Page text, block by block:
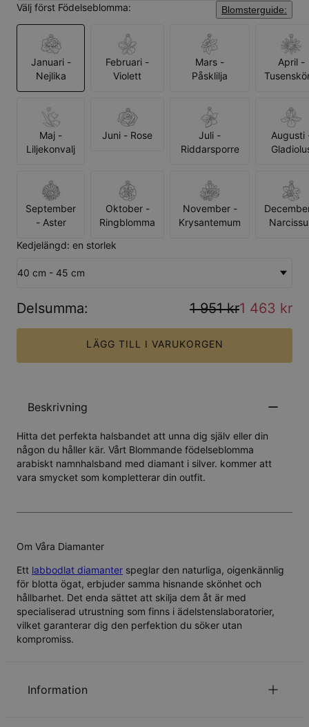
Välj först Födelseblomma: Blomsterguide:
Januari -
Nejlika
Februari -
Violett
Mars -
Påsklilja
April -
Maj -
Liljekonvalj
Juni - Rose
Juli -
Riddarsporre
Augusti
September
- Aster
Oktober -
Ringblomma
November -
Krysantemum
Kedjelängd: en storlek
40 cm - 45 cm
Delsumma: 1 951 kr1 463 kr
LÄGG TILL I VARUKORGEN
Beskrivning
Hitta det perfekta halsbandet att unna dig själv eller din
någon du håller kär. Vårt Blommande födelseblomma
arabiskt namnhalsband med diamant i silver. kommer att
vara smycket som kompletterar din outfit.
Om Våra Diamanter
Ett labbodlat diamanter speglar den naturliga, oigenkännlig
för blotta ögat, erbjuder samma hisnande skönhet och
hållbarhet. Det enda sättet att skilja dem åt är med
specialiserad utrustning som finns i ädelstenslaboratorier,
vilket garanterar dig den perfektion du söker utan
kompromiss.
Information